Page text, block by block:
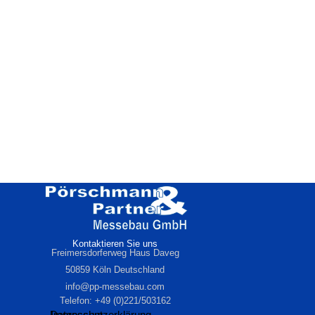
Kontaktieren Sie uns
Freimersdorferweg Haus Daveg
50859 Köln Deutschland
info@pp-messebau.com
Telefon: +49 (0)221/503162